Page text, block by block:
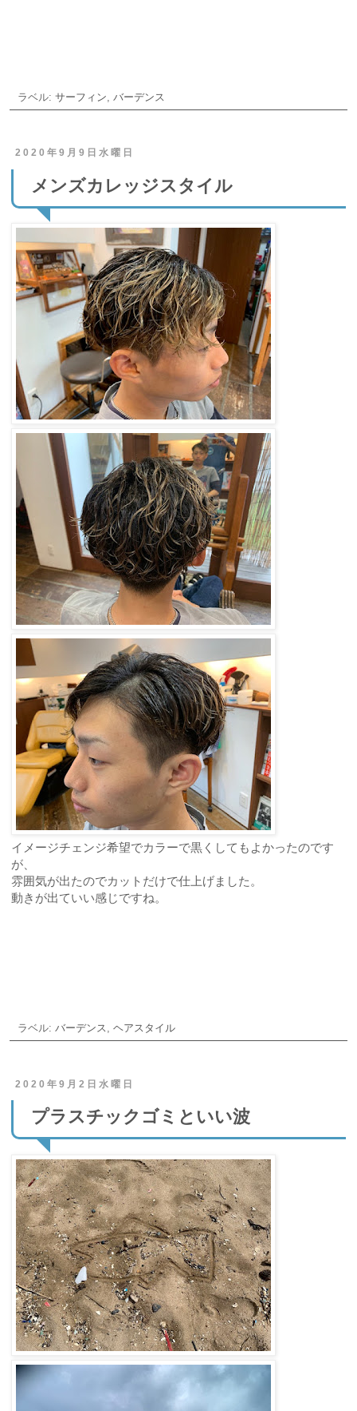
ラベル: サーフィン, バーデンス
2020年9月9日水曜日
メンズカレッジスタイル
イメージチェンジ希望でカラーで黒くしてもよかったのです
が、
雰囲気が出たのでカットだけで仕上げました。
動きが出ていい感じですね。
ラベル: バーデンス, ヘアスタイル
2020年9月2日水曜日
プラスチックゴミといい波